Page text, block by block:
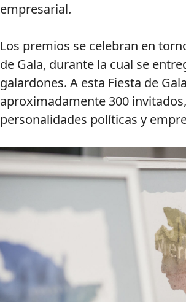
empresarial.
Los premios se celebran en
de Gala, durante la cual se
galardones. A esta Fiesta de
aproximadamente 300
personalidades políticas y